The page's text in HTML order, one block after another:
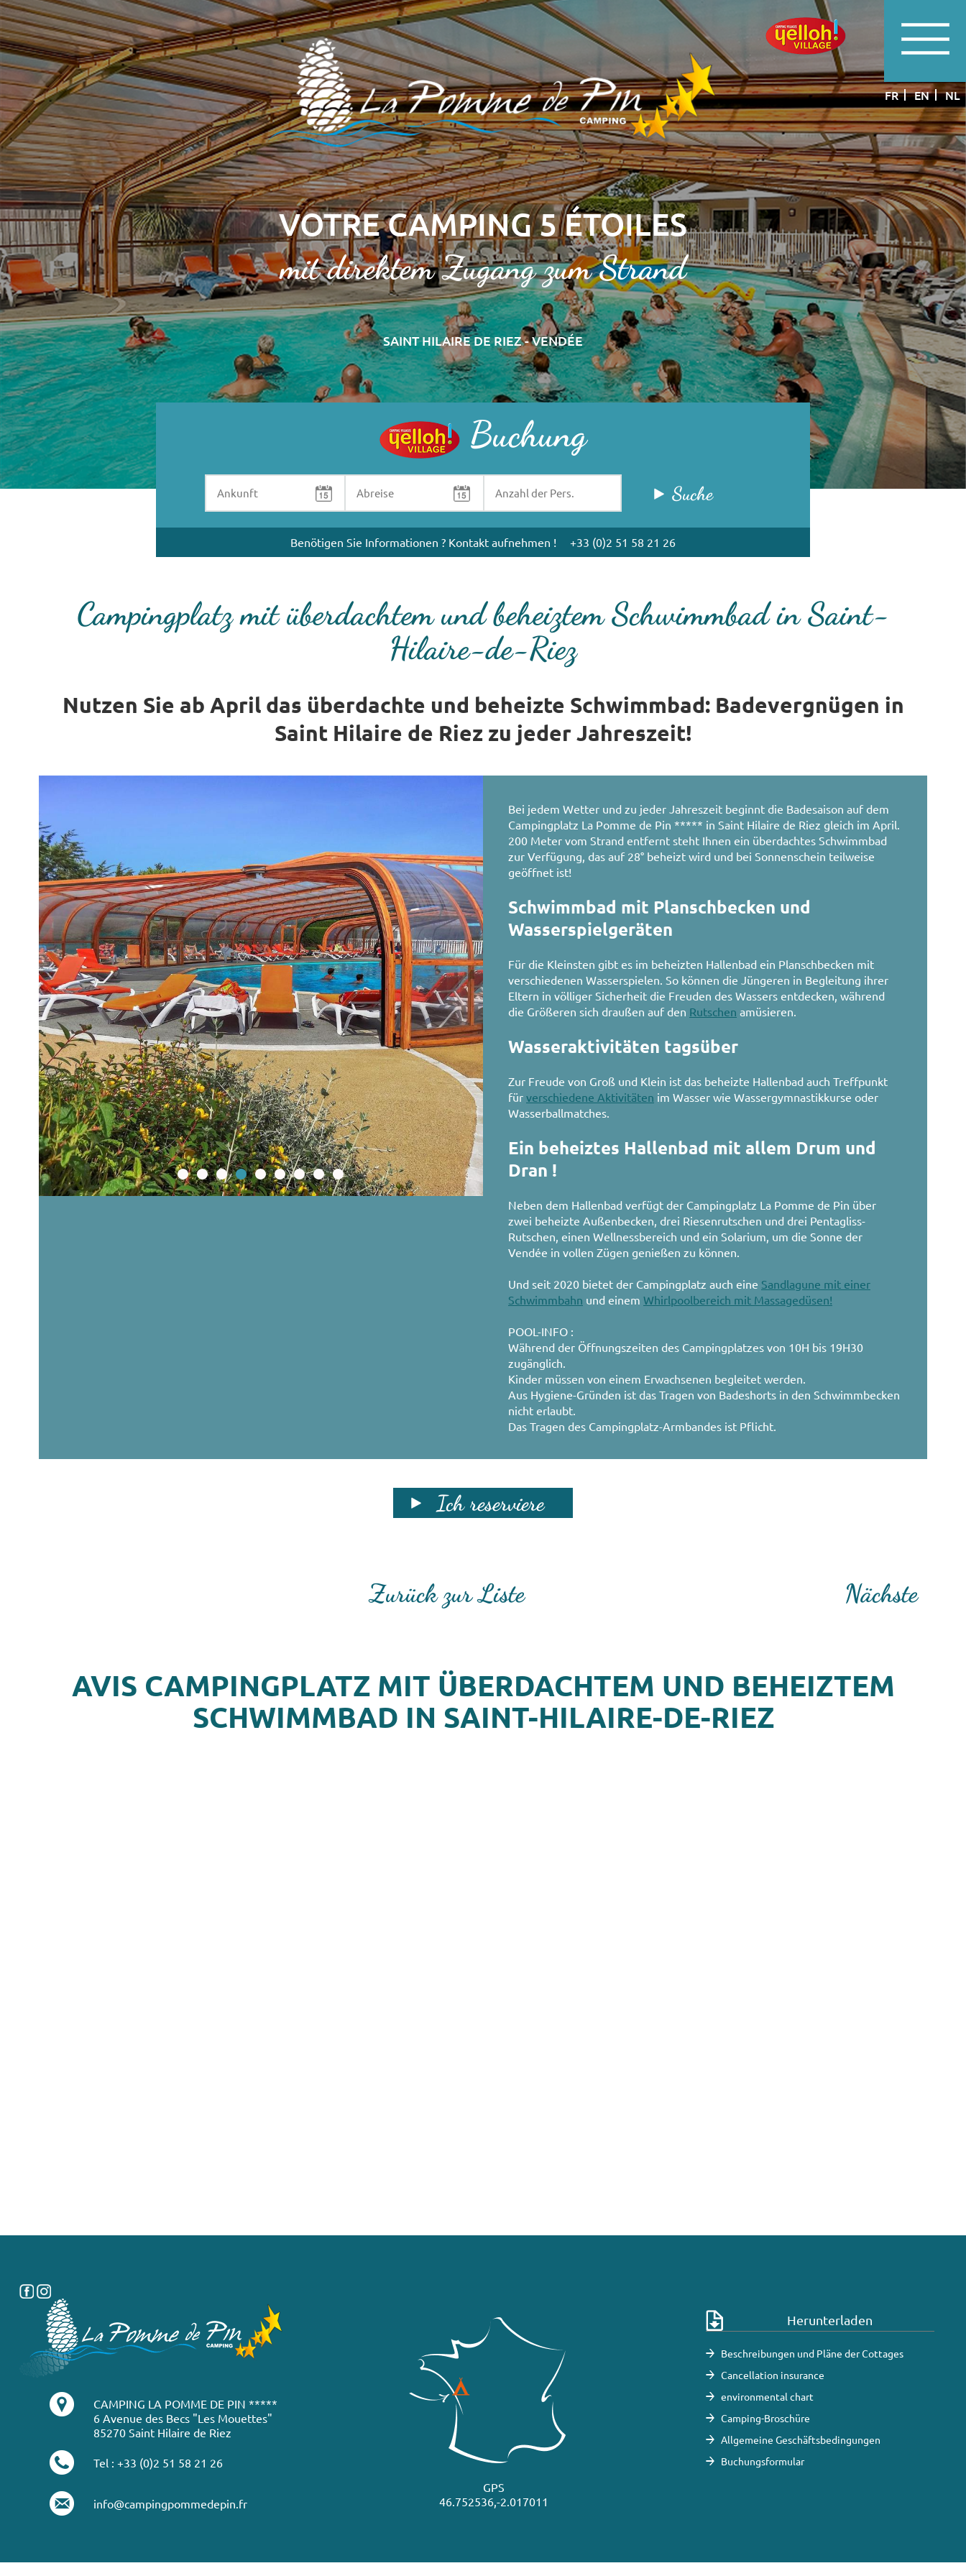
Cookie-Einstellungen
FR EN NL
VOTRE CAMPING 5 ÉTOILES
mit direktem Zugang zum Strand
SAINT HILAIRE DE RIEZ - VENDÉE
Buchung
Suche
Benötigen Sie Informationen ? Kontakt aufnehmen ! +33 (0)2 51 58 21 26
Campingplatz mit überdachtem und beheiztem Schwimmbad in Saint-
Hilaire-de-Riez
Nutzen Sie ab April das überdachte und beheizte Schwimmbad: Badevergnügen in
Saint Hilaire de Riez zu jeder Jahreszeit!
Bei jedem Wetter und zu jeder Jahreszeit beginnt die Badesaison auf dem
Campingplatz La Pomme de Pin ***** in Saint Hilaire de Riez gleich im April.
200 Meter vom Strand entfernt steht Ihnen ein überdachtes Schwimmbad
zur Verfügung, das auf 28° beheizt wird und bei Sonnenschein teilweise
geöffnet ist!
Schwimmbad mit Planschbecken und
Wasserspielgeräten
Für die Kleinsten gibt es im beheizten Hallenbad ein Planschbecken mit
verschiedenen Wasserspielen. So können die Jüngeren in Begleitung ihrer
Eltern in völliger Sicherheit die Freuden des Wassers entdecken, während
die Größeren sich draußen auf den Rutschen amüsieren.
Wasseraktivitäten tagsüber
Zur Freude von Groß und Klein ist das beheizte Hallenbad auch Treffpunkt
für verschiedene Aktivitäten im Wasser wie Wassergymnastikkurse oder
Wasserballmatches.
Ein beheiztes Hallenbad mit allem Drum und
Dran !
Neben dem Hallenbad verfügt der Campingplatz La Pomme de Pin über
zwei beheizte Außenbecken, drei Riesenrutschen und drei Pentagliss-
Rutschen, einen Wellnessbereich und ein Solarium, um die Sonne der
Vendée in vollen Zügen genießen zu können.
Und seit 2020 bietet der Campingplatz auch eine Sandlagune mit einer
Schwimmbahn und einem Whirlpoolbereich mit Massagedüsen!
POOL-INFO :
Während der Öffnungszeiten des Campingplatzes von 10H bis 19H30
zugänglich.
Kinder müssen von einem Erwachsenen begleitet werden.
Aus Hygiene-Gründen ist das Tragen von Badeshorts in den Schwimmbecken
nicht erlaubt.
Das Tragen des Campingplatz-Armbandes ist Pflicht.
Ich reserviere
Nächste
Zurück zur Liste
AVIS CAMPINGPLATZ MIT ÜBERDACHTEM UND BEHEIZTEM
SCHWIMMBAD IN SAINT-HILAIRE-DE-RIEZ
CAMPING LA POMME DE PIN *****
6 Avenue des Becs "Les Mouettes"
85270 Saint Hilaire de Riez
Tel : +33 (0)2 51 58 21 26
info@campingpommedepin.fr
GPS
46.752536,-2.017011
Herunterladen
Beschreibungen und Pläne der Cottages
Cancellation insurance
environmental chart
Camping-Broschüre
Allgemeine Geschäftsbedingungen
Buchungsformular